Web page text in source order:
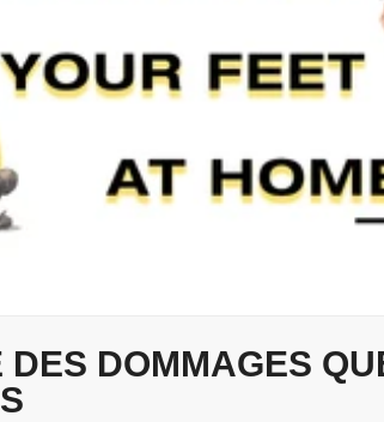
DOMMAGES